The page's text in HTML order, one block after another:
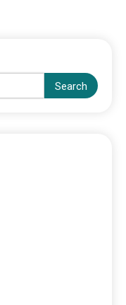
Search